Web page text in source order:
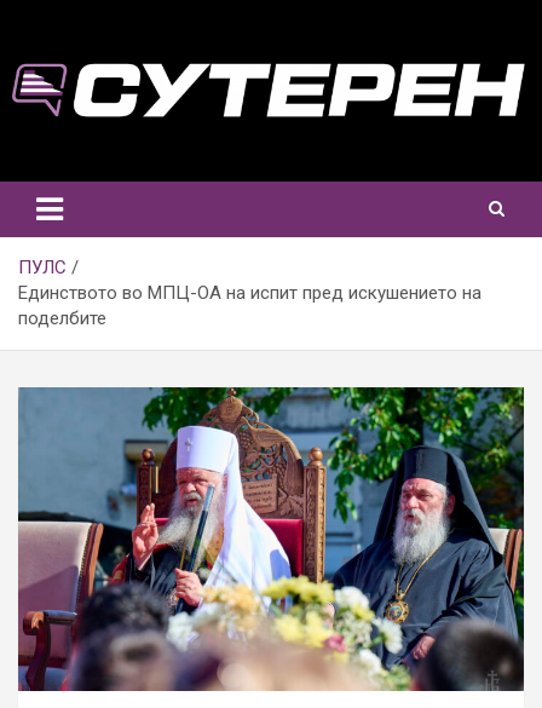
content
ПУЛС
Единството во МПЦ-ОА на испит пред искушението на
поделбите